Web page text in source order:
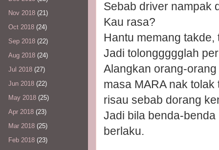
Sebab driver nampak
Kau rasa?
Hantu memang
Jadi tolonggggglah
Alangkan orang-
masa MARA nak
risau sebab dorang
Jadi bila benda-
berlaku.
Nov 2018 (21)
Oct 2018 (24)
Sep 2018 (22)
Aug 2018 (24)
Jul 2018 (27)
Jun 2018 (22)
May 2018 (25)
Apr 2018 (23)
Mar 2018 (25)
Feb 2018 (23)